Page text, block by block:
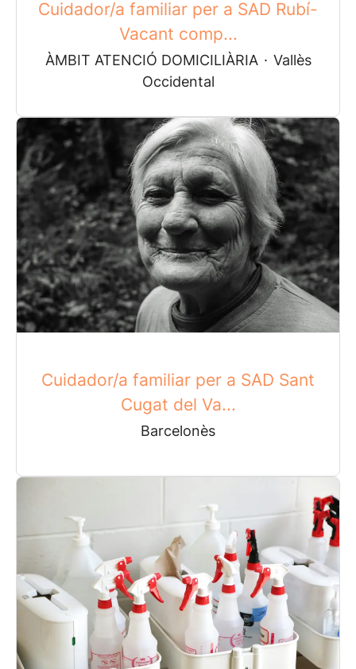
Cuidador/a familiar per a SAD Rubí-
Vacant comp...
ÀMBIT ATENCIÓ DOMICILIÀRIA · Vallès
Occidental
Cuidador/a familiar per a SAD Sant
Cugat del Va...
Barcelonès